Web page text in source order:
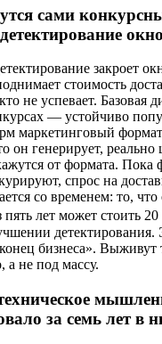
сами
закроет
стоимость
не успевает. Базовая
— устойчиво
маркетинговый
он генерирует,
от формата. Пока
спрос на
со временем: то, что
пять лет может стоить
детектирования.
бизнеса». Выживут
а не под массу.
за семь лет в